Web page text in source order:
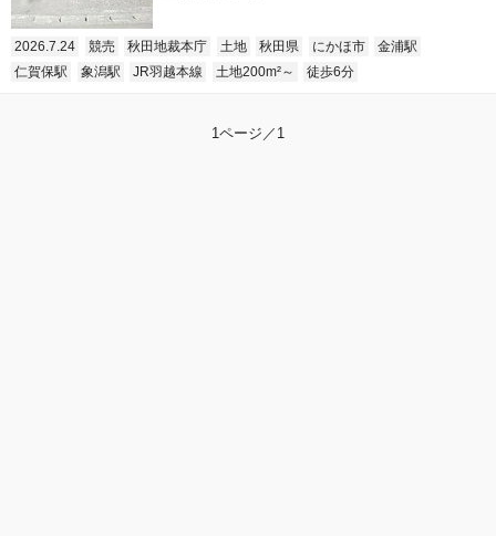
2026.7.24 競売 秋田地裁本庁 土地 秋田県 にかほ市
金浦駅
仁賀保駅
象潟駅 JR羽越本線 土地200m²～ 徒歩6分
1ページ／1